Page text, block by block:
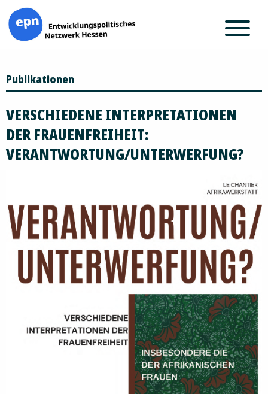
Inhalt
springen
Publikationen
VERSCHIEDENE INTERPRETATIONEN
DER FRAUENFREIHEIT:
VERANTWORTUNG/UNTERWERFUNG?